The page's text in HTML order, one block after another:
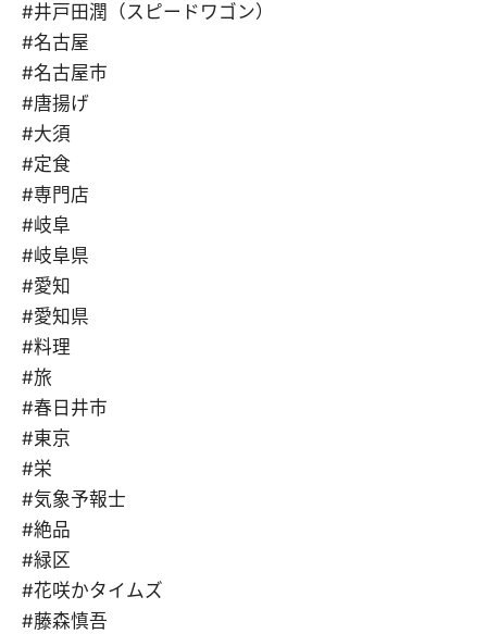
#井戸田潤（スピードワゴン）
#名古屋
#名古屋市
#唐揚げ
#大須
#定食
#専門店
#岐阜
#岐阜県
#愛知
#愛知県
#料理
#旅
#春日井市
#東京
#栄
#気象予報士
#絶品
#緑区
#花咲かタイムズ
#藤森慎吾